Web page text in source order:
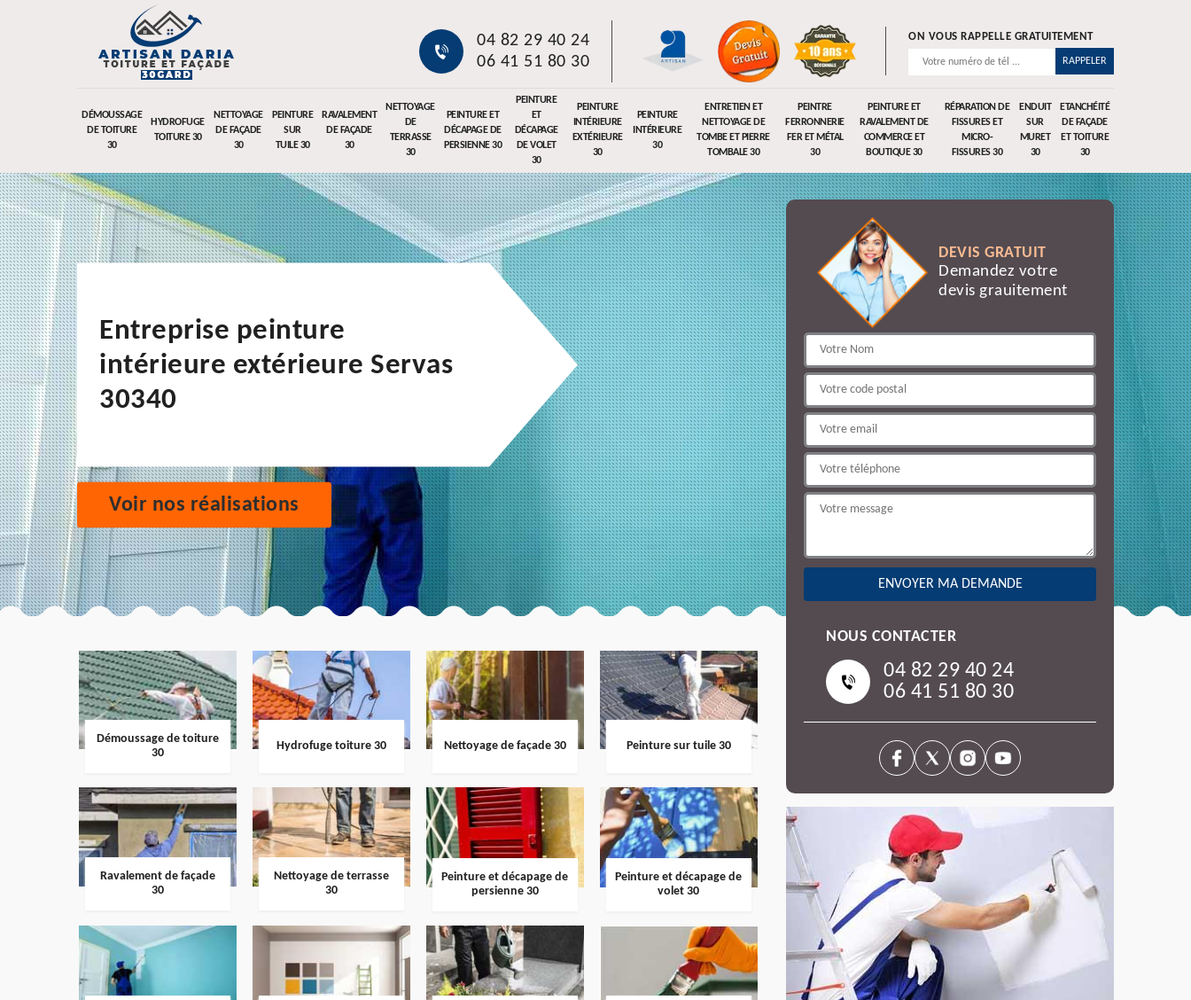
04 82 29 40 24
06 41 51 80 30
ON VOUS RAPPELLE GRATUITEMENT
DÉMOUSSAGE
DE TOITURE
30
HYDROFUGE
TOITURE 30
NETTOYAGE
DE FAÇADE
30
PEINTURE
SUR
TUILE 30
RAVALEMENT
DE FAÇADE
30
NETTOYAGE
DE
TERRASSE
30
PEINTURE ET
DÉCAPAGE DE
PERSIENNE 30
PEINTURE
ET
DÉCAPAGE
DE VOLET
30
PEINTURE
INTÉRIEURE
EXTÉRIEURE
30
PEINTURE
INTÉRIEURE
30
ENTRETIEN ET
NETTOYAGE DE
TOMBE ET PIERRE
TOMBALE 30
PEINTRE
FERRONNERIE
FER ET MÉTAL
30
PEINTURE ET
RAVALEMENT DE
COMMERCE ET
BOUTIQUE 30
RÉPARATION DE
FISSURES ET
MICRO-
FISSURES 30
ENDUIT
SUR
MURET
30
ETANCHÉITÉ
DE FAÇADE
ET TOITURE
30
Entreprise peinture
intérieure extérieure Servas
30340
Voir nos réalisations
Démoussage de toiture
30
Hydrofuge toiture 30 Nettoyage de façade 30 Peinture sur tuile 30
Ravalement de façade
30
Nettoyage de terrasse
30
Peinture et décapage de
persienne 30
Peinture et décapage de
volet 30
DEVIS GRATUIT
Demandez votre
devis grauitement
NOUS CONTACTER
04 82 29 40 24
06 41 51 80 30